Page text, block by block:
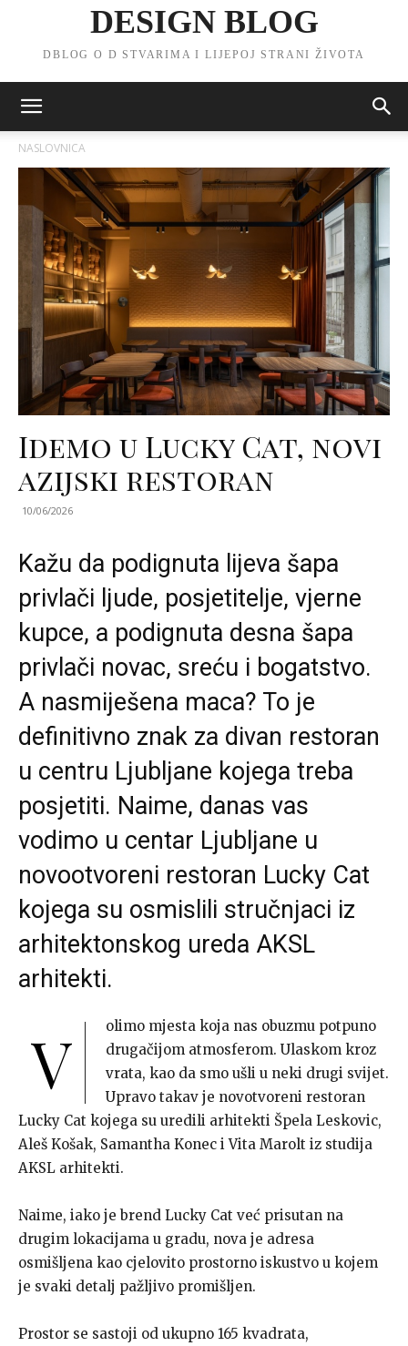
DESIGN BLOG
DBLOG O D STVARIMA I LIJEPOJ STRANI ŽIVOTA
NASLOVNICA
Idemo u Lucky Cat, novi
azijski restoran
10/06/2026
Kažu da podignuta lijeva šapa
privlači ljude, posjetitelje, vjerne
kupce, a podignuta desna šapa
privlači novac, sreću i bogatstvo.
A nasmiješena maca? To je
definitivno znak za divan restoran
u centru Ljubljane kojega treba
posjetiti. Naime, danas vas
vodimo u centar Ljubljane u
novootvoreni restoran Lucky Cat
kojega su osmislili stručnjaci iz
arhitektonskog ureda AKSL
arhitekti.
V
olimo mjesta koja nas obuzmu potpuno
drugačijom atmosferom. Ulaskom kroz
vrata, kao da smo ušli u neki drugi svijet.
Upravo takav je novotvoreni restoran
Lucky Cat kojega su uredili arhitekti Špela Leskovic,
Aleš Košak, Samantha Konec i Vita Marolt iz studija
AKSL arhitekti.
Naime, iako je brend Lucky Cat već prisutan na
drugim lokacijama u gradu, nova je adresa
osmišljena kao cjelovito prostorno iskustvo u kojem
je svaki detalj pažljivo promišljen.
Prostor se sastoji od ukupno 165 kvadrata,